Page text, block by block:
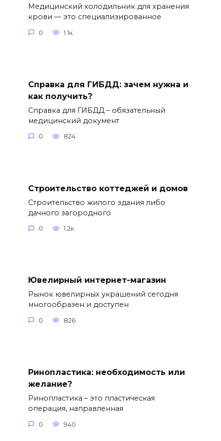
Медицинский холодильник для хранения
крови — это специализированное
0 1.1к.
Справка для ГИБДД: зачем нужна и
как получить?
Справка для ГИБДД – обязательный
медицинский документ
0 824
Строительство коттеджей и домов
Строительство жилого здания либо
дачного загородного
0 1.2к.
Ювелирный интернет-магазин
Рынок ювелирных украшений сегодня
многообразен и доступен
0 826
Ринопластика: необходимость или
желание?
Ринопластика – это пластическая
операция, направленная
0 940